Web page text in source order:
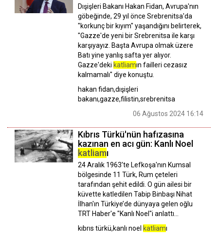
Dışişleri Bakanı Hakan Fidan, Avrupa'nın
göbeğinde, 29 yıl önce Srebrenitsa'da
"korkunç bir kıyım" yaşandığını belirterek,
"Gazze'de yeni bir Srebrenitsa ile karşı
karşıyayız. Başta Avrupa olmak üzere
Batı yine yanlış safta yer alıyor.
Gazze'deki katliamın failleri cezasız
kalmamalı" diye konuştu.
hakan fidan,dışişleri
bakanı,gazze,filistin,srebrenitsa
06 Ağustos 2024 16:14
Kıbrıs Türkü'nün hafızasına
kazınan en acı gün: Kanlı Noel
katliamı
24 Aralık 1963'te Lefkoşa'nın Kumsal
bölgesinde 11 Türk, Rum çeteleri
tarafından şehit edildi. O gün ailesi bir
küvette katledilen Tabip Binbaşı Nihat
İlhan'ın Türkiye’de dünyaya gelen oğlu
TRT Haber'e "Kanlı Noel"i anlattı...
kıbrıs türkü,kanlı noel katliamı